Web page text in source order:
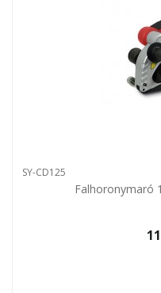
SY-CD125
Falhoronymaró